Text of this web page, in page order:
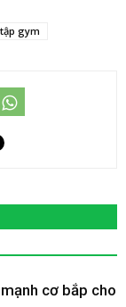
tập gym
cơ bắp cho